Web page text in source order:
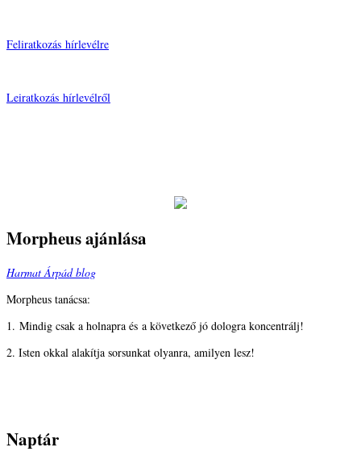
Feliratkozás hírlevélre
Leiratkozás hírlevélről
Morpheus ajánlása
Harmat Árpád blog
Morpheus tanácsa:
1. Mindig csak a holnapra és a következő jó dologra koncentrálj!
2. Isten okkal alakítja sorsunkat olyanra, amilyen lesz!
Naptár